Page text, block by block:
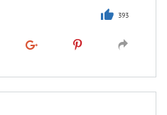
393